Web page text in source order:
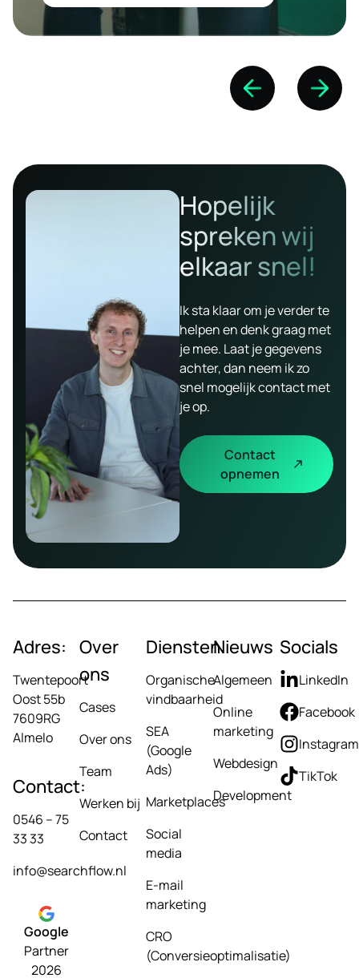
Hopelijk
spreken wij
elkaar snel!
Ik sta klaar om je verder te
helpen en denk graag met
je mee. Laat je gegevens
achter, dan neem ik zo
snel mogelijk contact met
je op.
Contact
opnemen
Adres:
Twentepoort
Oost 55b
7609RG
Almelo
Contact:
0546 – 75
33 33
info@searchflow.nl
Google
Partner
2026
Over
ons
Cases
Over ons
Team
Werken bij
Contact
Diensten
Organische
vindbaarheid
SEA
(Google
Ads)
Marketplaces
Social
media
E-mail
marketing
CRO
(Conversieoptimalisatie)
Nieuws
Algemeen
Online
marketing
Webdesign
Development
Socials
LinkedIn
Facebook
Instagram
TikTok